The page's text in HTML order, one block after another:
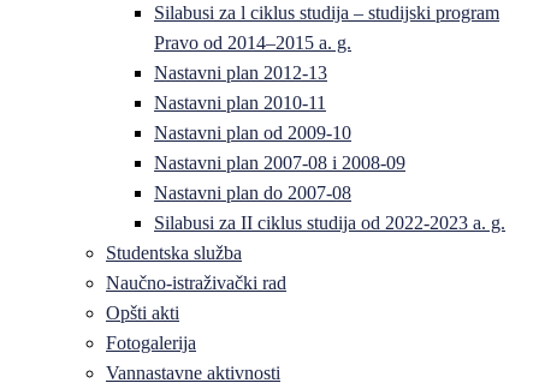
Silabusi za l ciklus studija – studijski program
Pravo od 2014–2015 a. g.
Nastavni plan 2012-13
Nastavni plan 2010-11
Nastavni plan od 2009-10
Nastavni plan 2007-08 i 2008-09
Nastavni plan do 2007-08
Silabusi za II ciklus studija od 2022-2023 a. g.
Studentska služba
Naučno-istraživački rad
Opšti akti
Fotogalerija
Vannastavne aktivnosti